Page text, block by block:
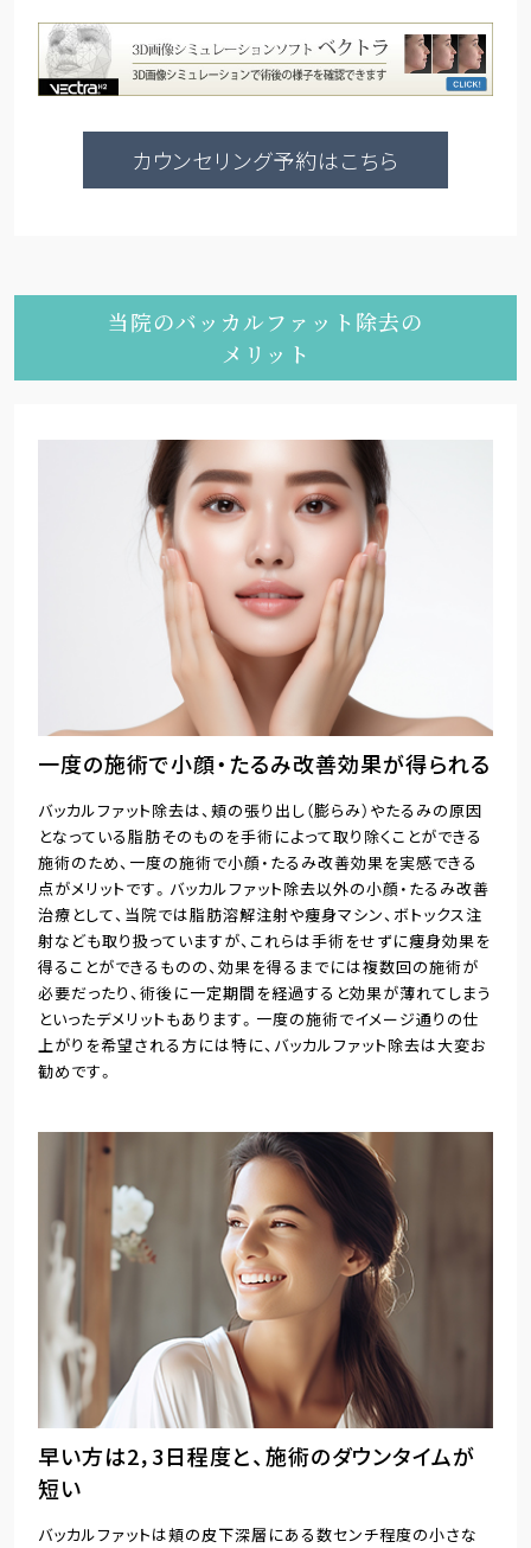
カウンセリング予約はこちら
当院のバッカルファット除去の
メリット
一度の施術で小顔・たるみ改善効果が得られる
バッカルファット除去は、頬の張り出し（膨らみ）やたるみの原因
となっている脂肪そのものを手術によって取り除くことができる
施術のため、一度の施術で小顔・たるみ改善効果を実感できる
点がメリットです。バッカルファット除去以外の小顔・たるみ改善
治療として、当院では脂肪溶解注射や痩身マシン、ボトックス注
射なども取り扱っていますが、これらは手術をせずに痩身効果を
得ることができるものの、効果を得るまでには複数回の施術が
必要だったり、術後に一定期間を経過すると効果が薄れてしまう
といったデメリットもあります。一度の施術でイメージ通りの仕
上がりを希望される方には特に、バッカルファット除去は大変お
勧めです。
早い方は2，3日程度と、施術のダウンタイムが
短い
バッカルファットは頬の皮下深層にある数センチ程度の小さな